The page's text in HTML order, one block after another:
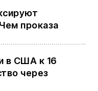
проказа
в США к 16
через